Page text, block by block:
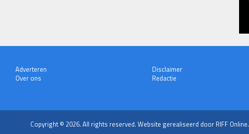
Adverteren
Over ons
Disclaimer
Redactie
Copyright © 2026. All rights reserved. Website gerealiseerd door RIFF Online.